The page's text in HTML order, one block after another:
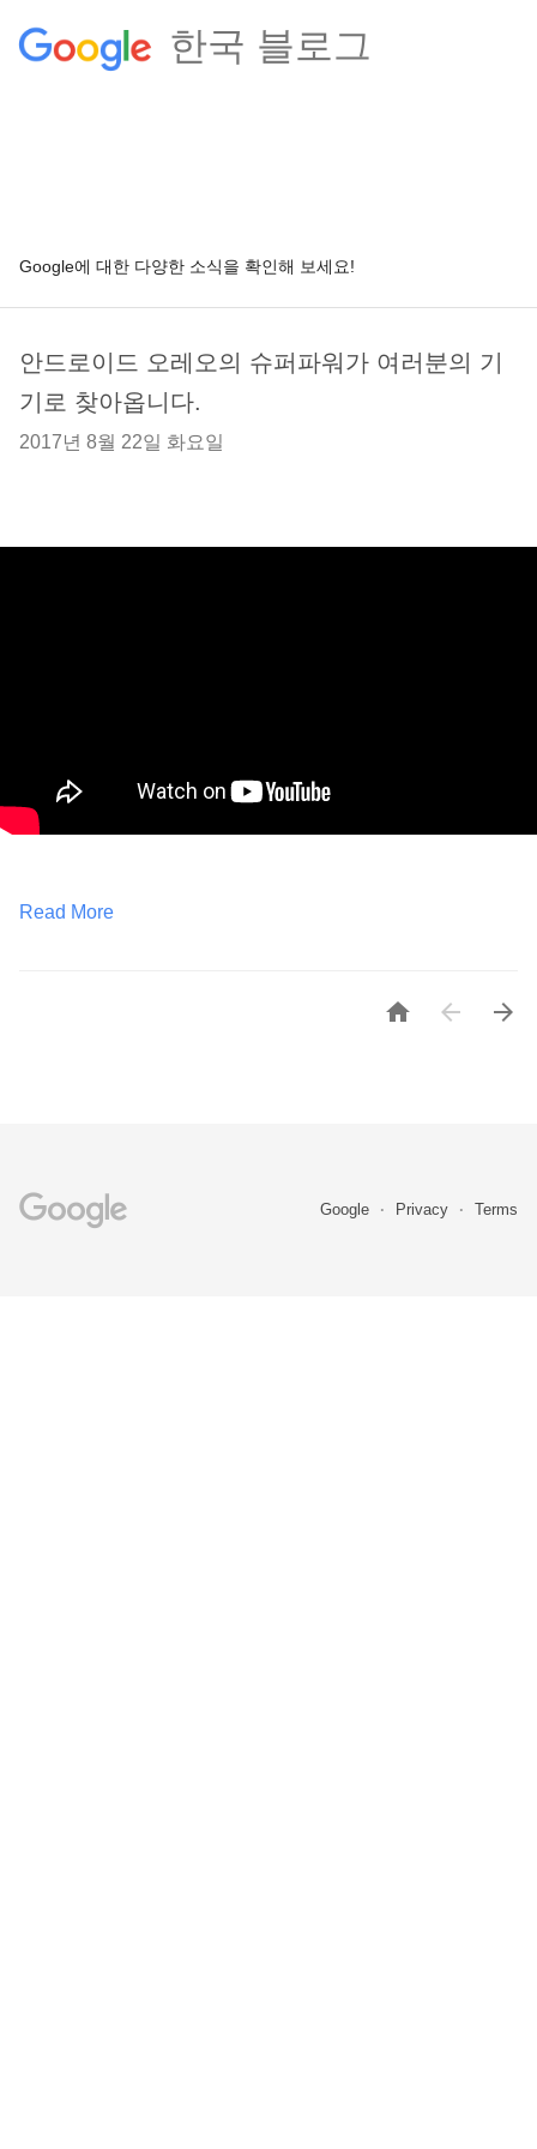
한국 블로그
Google에 대한 다양한 소식을 확인해 보세요!
안드로이드 오레오의 슈퍼파워가 여러분의 기
기로 찾아옵니다.
2017년 8월 22일 화요일
Read More
  
Google Privacy Terms